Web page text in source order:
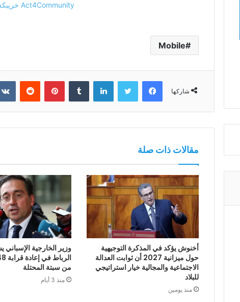
Act4Community خريبكة
Mobile
شاركها
فيسبوك تويتر لينكدإن بينتيريست
مقالات ذات صلة
أخنوش يؤكد في المذكرة التوجيهية
حول ميزانية 2027 أن ثوابت العدالة
الاجتماعية والمجالية خيار استراتيجي
للبلاد
منذ يومين
وزير الخارجية الإسباني
من سبتة المحتلة
منذ 3 أيام